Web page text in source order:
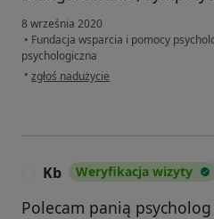
8 września 2020
• Fundacja wsparcia i pomocy
psychologiczna
• w opinii użytkownika K.R
zgłoś nadużycie
Kb Weryfikacja wizyty
Polecam panią